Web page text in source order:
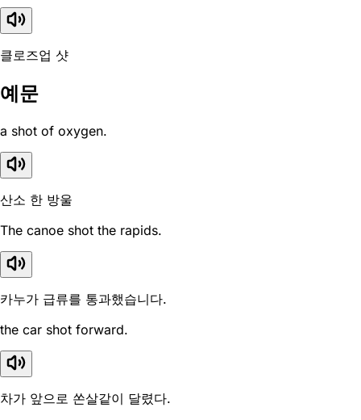
클로즈업 샷
예문
a shot of oxygen.
산소 한 방울
The canoe shot the rapids.
카누가 급류를 통과했습니다.
the car shot forward.
차가 앞으로 쏜살같이 달렸다.